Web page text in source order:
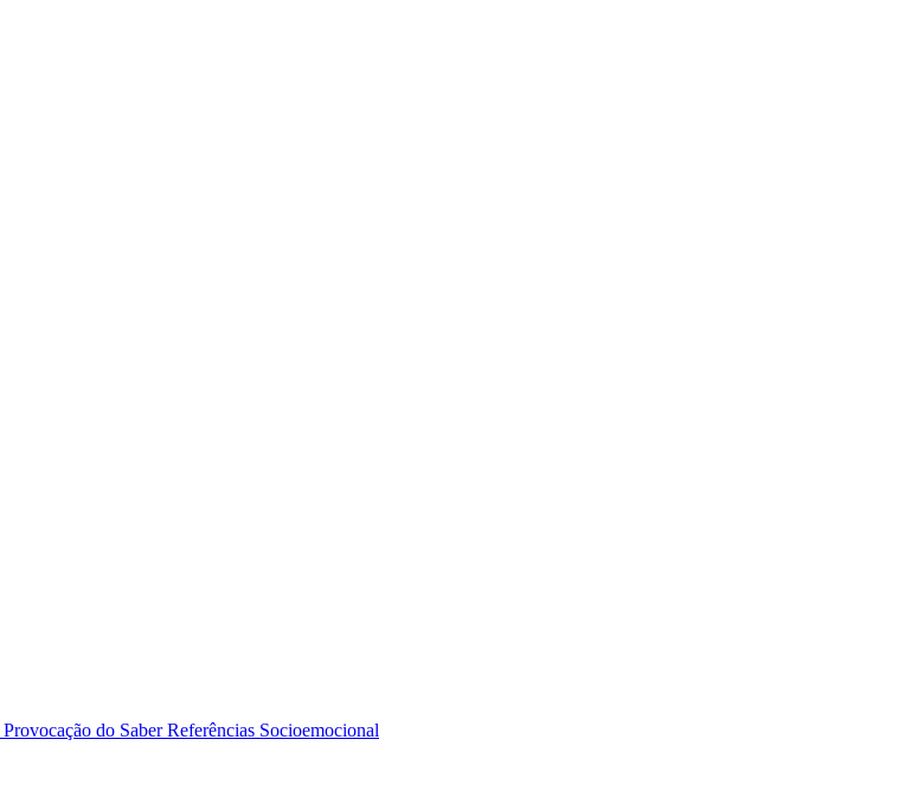
Provocação do SaberReferências Socioemocional